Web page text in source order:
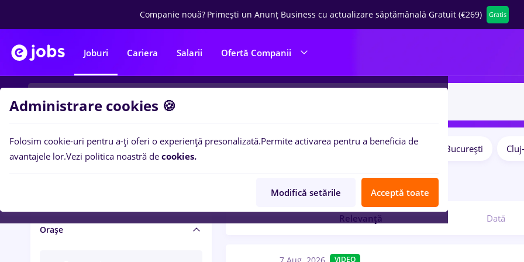
Companie nouă? Primești un Anunț Business cu actualizare săptămânală Gratuit (€269) Gratis
Joburi Cariera Salarii Ofertă Companii
Salariu și beneficii
Orașe
București
locuri de munca
Relevanță Dată
VIDEO
Administrare cookies 🍪
Folosim cookie-uri pentru a-ți oferi o experiență presonalizată.Permite activarea pentru a beneficia de
avantajele lor.Vezi politica noastră de cookies.
Modifică setările Acceptă toate